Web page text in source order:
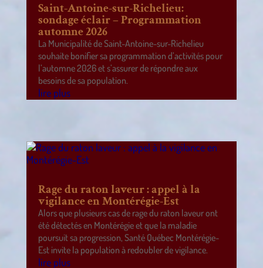
Saint-Antoine-sur-Richelieu:
sondage éclair – Programmation
automne 2026
La Municipalité de Saint-Antoine-sur-Richelieu
souhaite bonifier sa programmation d’activités pour
l’automne 2026 et s’assurer de répondre aux
besoins de sa population.
lire plus
Rage du raton laveur : appel à la
vigilance en Montérégie-Est
Alors que plusieurs cas de rage du raton laveur ont
été détectés en Montérégie et que la maladie
poursuit sa progression, Santé Québec Montérégie-
Est invite la population à redoubler de vigilance.
lire plus